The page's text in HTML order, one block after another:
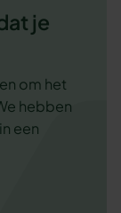
je
om het
hebben
een